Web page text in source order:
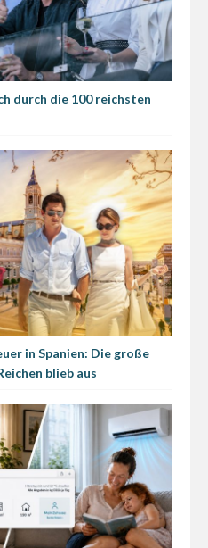
durch die 100 reichsten
in Spanien: Die große
blieb aus